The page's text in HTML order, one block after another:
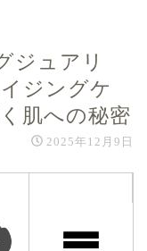
ジュアリ
ジングケ
肌への秘密
2025年12月9日